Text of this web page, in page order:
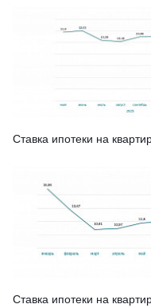
Ставка ипотеки на
Ставка ипотеки на